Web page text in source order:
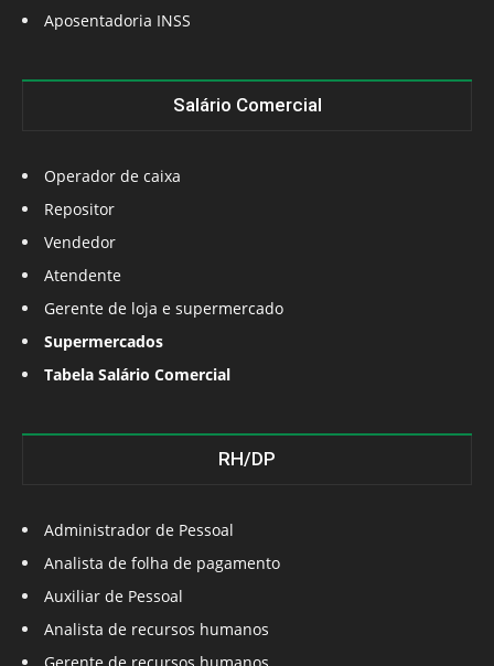
Aposentadoria INSS
Salário Comercial
Operador de caixa
Repositor
Vendedor
Atendente
Gerente de loja e supermercado
Supermercados
Tabela Salário Comercial
RH/DP
Administrador de Pessoal
Analista de folha de pagamento
Auxiliar de Pessoal
Analista de recursos humanos